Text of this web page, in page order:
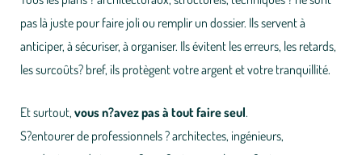
pas là juste pour faire joli ou remplir un dossier. Ils servent à
anticiper, à sécuriser, à organiser. Ils évitent les erreurs, les retards,
les surcoûts? bref, ils protègent votre argent et votre tranquillité.
Et surtout, vous n?avez pas à tout faire seul.
S?entourer de professionnels ? architectes, ingénieurs,